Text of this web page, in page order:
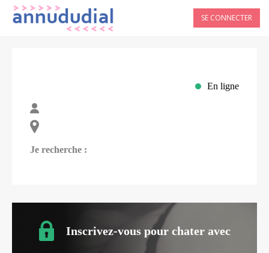
SE CONNECTER
En ligne
Je recherche :
Inscrivez-vous pour chater avec